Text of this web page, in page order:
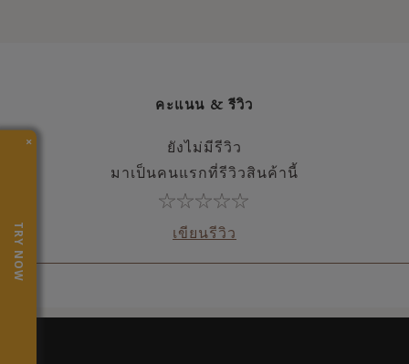
คะแนน & รีวิว
ยังไม่มีรีวิว
มาเป็นคนแรกที่รีวิวสินค้านี้
เขียนรีวิว
×
TRY NOW